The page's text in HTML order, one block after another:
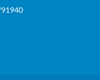
91940